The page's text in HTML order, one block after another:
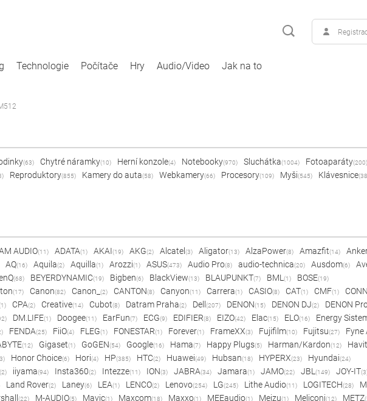
Technologie Počítače Hry Audio/Video Jak na to
(63) Chytré náramky(10) Herní konzole(4) Notebooky(970) Sluchátka(1004) Fotoaparáty(200)
Reproduktory(855) Kamery do auta(58) Webkamery(66) Procesory(109) Myši(545) Klávesnice
AUDIO(11) ADATA(1) AKAI(19) AKG(2) Alcatel (3) Aligator(13) AlzaPower(8) Amazfit(14)
AQ(16) Aquila(2) Aquilla(1) Arozzi(1) ASUS(473) Audio Pro(8) audio-technica(20) Ausdom(6)
(68) BEYERDYNAMIC(19) Bigben(6) BlackView(13) BLAUPUNKT(7) BML(1) BOSE(19)
(17) Canon(82) Canon_ (2) CANTON(8) Canyon(11) Carrera(1) CASIO(8) CAT(1) CMF(1)
CPA(2) Creative(14) Cubot(8) Datram Praha(2) Dell (207) DENON(15) DENON DJ(2) DENON
DM.LIFE(1) Doogee(11) EarFun(7) ECG(9) EDIFIER(8) EIZO(42) Elac(15) ELO(16) Energy
FENDA(25) FiiO(4) FLEG(1) FONESTAR(1) Forever(1) FrameXX(3) Fujifilm(10) Fujitsu(27) Fyne
(12) Gigaset(1) GoGEN(54) Google(16) Hama(7) Happy Plugs(5) Harman/Kardon(12) Havit
Honor Choice(6) Hori(4) HP(385) HTC(2) Huawei(49) Hubsan(18) HYPERX(23) Hyundai(24)
(2) iiyama(94) Insta360(2) Intezze(11) ION(3) JABRA(34) Jamara(1) JAMO(22) JBL(149) JOY-IT
Land Rover(2) Laney(6) LEA(1) LENCO(2) Lenovo(254) LG(245) Lithe Audio(11) LOGITECH(28)
(22) M-AUDIO(5) Mavic(1) Maxcom(18) Maxxo(1) MEEaudio(1) Meizu(1) Meliconi(12) METZ